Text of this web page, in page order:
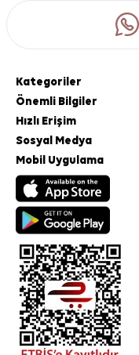
Kategoriler
Önemli Bilgiler
Hızlı Erişim
Sosyal Medya
Mobil Uygulama